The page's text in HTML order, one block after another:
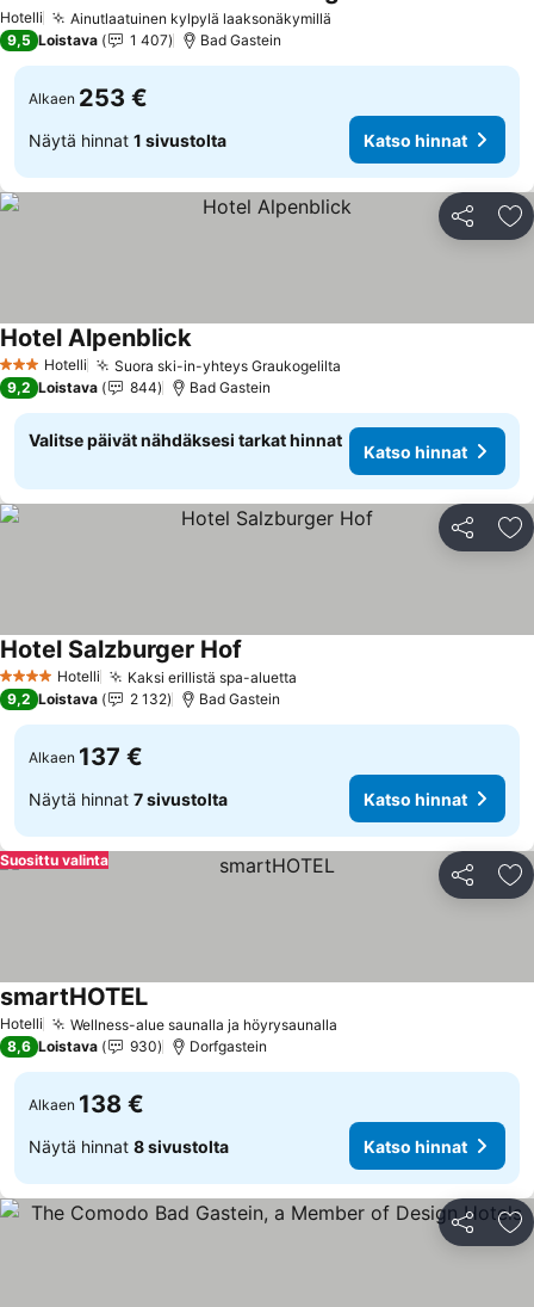
Hotelli Ainutlaatuinen kylpylä laaksonäkymillä
Katso hinnat
9,5 Loistava 1 407 Bad Gastein
Alkaen 253 €
Näytä hinnat 1 sivustolta Katso hinnat
Jaa
3 Tähtiluokitus
Hotelli Suora ski-in-yhteys Graukogelilta
Hotel AlpenblickKatso hinnat
9,2 Loistava 844 Bad Gastein
Valitse päivät nähdäksesi tarkat hinnat
Katso hinnat
Jaa
4 Tähtiluokitus
Hotelli Kaksi erillistä spa-aluetta
Hotel Salzburger Hof
9,2 Loistava 2 132 Bad Gastein
Alkaen 137 €
Näytä hinnat 7 sivustolta Katso hinnat
Jaa
Suosittu valinta
Hotelli Wellness-alue saunalla ja höyrysaunalla
smartHOTELKatso hinnat
8,6 Loistava 930 Dorfgastein
Alkaen 138 €
Näytä hinnat 8 sivustolta Katso hinnat
Jaa